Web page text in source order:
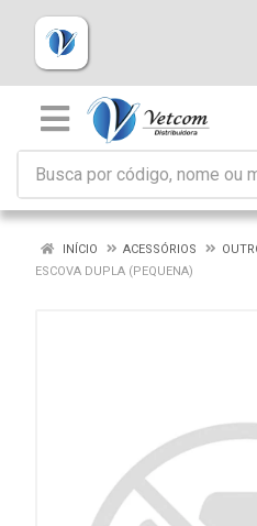
INÍCIO ACESSÓRIOS
ESCOVA DUPLA (PEQUENA)